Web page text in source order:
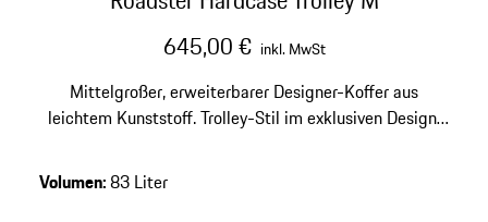
645,00 € inkl. MwSt
Mittelgroßer, erweiterbarer Designer-Koffer aus
leichtem Kunststoff. Trolley-Stil im exklusiven Design.
Volumen:83 Liter